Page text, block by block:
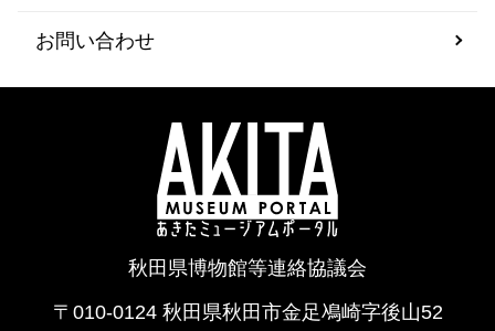
お問い合わせ
秋田県博物館等連絡協議会
〒010-0124 秋田県秋田市金足鳰崎字後山52